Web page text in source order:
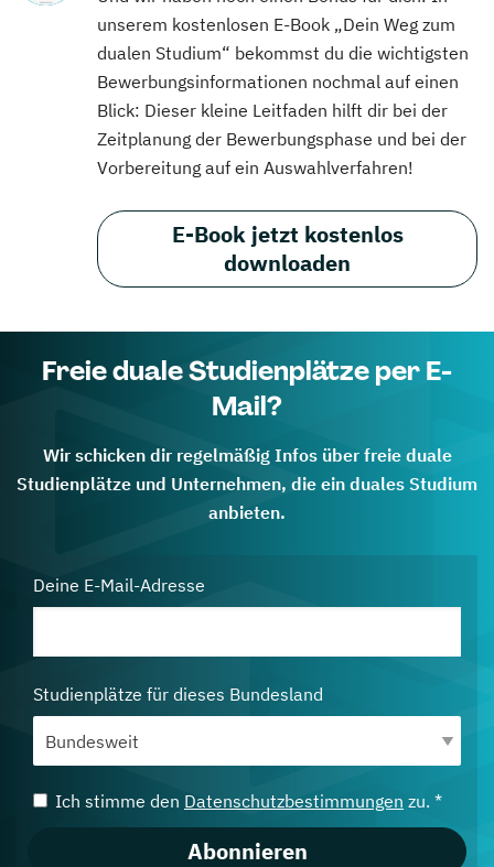
unserem kostenlosen E-Book „Dein Weg zum
dualen Studium“ bekommst du die wichtigsten
Bewerbungsinformationen nochmal auf einen
Blick: Dieser kleine Leitfaden hilft dir bei der
Zeitplanung der Bewerbungsphase und bei der
Vorbereitung auf ein Auswahlverfahren!
E-Book jetzt kostenlos
downloaden
Freie duale Studienplätze per E-
Mail?
Wir schicken dir regelmäßig Infos über freie duale
Studienplätze und Unternehmen, die ein duales Studium
anbieten.
Deine E-Mail-Adresse
Studienplätze für dieses Bundesland
Ich stimme den Datenschutzbestimmungen zu. *
Abonnieren